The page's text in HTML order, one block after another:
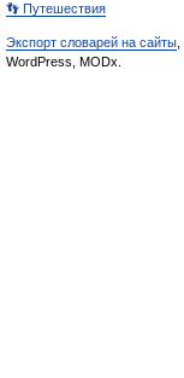
👣 Путешествия
Экспорт словарей на сайты
WordPress, MODx.